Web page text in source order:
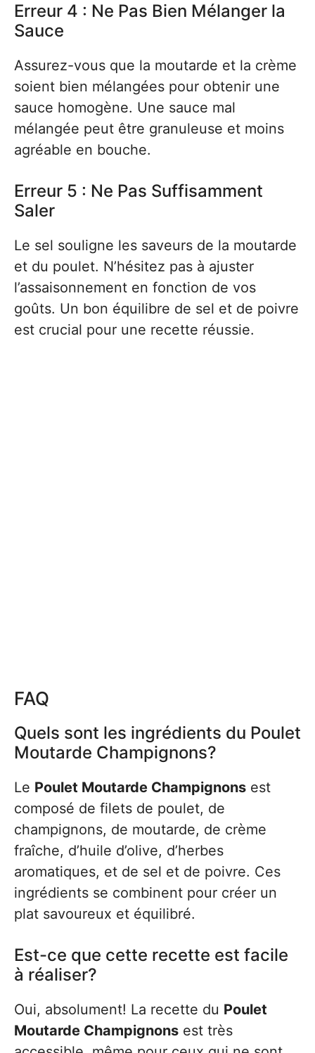
Erreur 4 : Ne Pas Bien Mélanger la
Sauce
Assurez-vous que la moutarde et la crème
soient bien mélangées pour obtenir une
sauce homogène. Une sauce mal
mélangée peut être granuleuse et moins
agréable en bouche.
Erreur 5 : Ne Pas Suffisamment
Saler
Le sel souligne les saveurs de la moutarde
et du poulet. N’hésitez pas à ajuster
l’assaisonnement en fonction de vos
goûts. Un bon équilibre de sel et de poivre
est crucial pour une recette réussie.
FAQ
Quels sont les ingrédients du Poulet
Moutarde Champignons?
Le Poulet Moutarde Champignons est
composé de filets de poulet, de
champignons, de moutarde, de crème
fraîche, d’huile d’olive, d’herbes
aromatiques, et de sel et de poivre. Ces
ingrédients se combinent pour créer un
plat savoureux et équilibré.
Est-ce que cette recette est facile
à réaliser?
Oui, absolument! La recette du Poulet
Moutarde Champignons est très